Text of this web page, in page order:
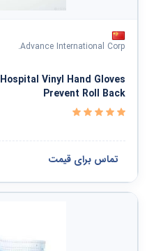
Advance International Corp.
Vinyl Hand Gloves
Prevent Roll Back
تماس برای قیمت